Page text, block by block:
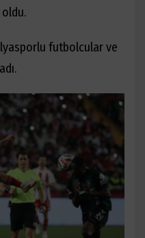
oldu.
futbolcular ve